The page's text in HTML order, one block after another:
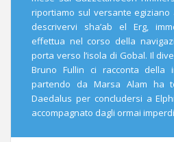
riportiamo sul versante
descrivervi sha’ab el Erg,
effettua nel corso della
porta verso l’isola di Gobal. Il
Bruno Fullin ci racconta della
partendo da Marsa Alam ha
Daedalus per concludersi a
accompagnato dagli ormai